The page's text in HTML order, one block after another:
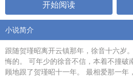
开始阅读
小说简介
跟随贺瑾昭离开云镇那年，徐音十六岁
悔的。 可年少的徐音不信，本着不撞破
顾地跟了贺瑾昭十一年。 最相爱那一年